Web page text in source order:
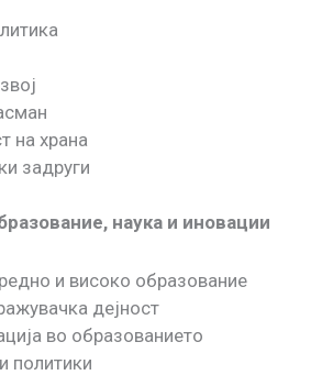
на храна
задруги
наука и иновации
и високо образование
дејност
во образованието
политики